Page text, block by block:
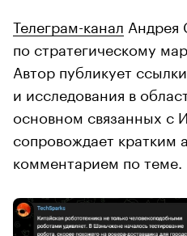
Телеграм-канал Андрея
по стратегическому
Автор публикует
и исследования в
основном связанных с
сопровождает кратким
комментарием по теме.